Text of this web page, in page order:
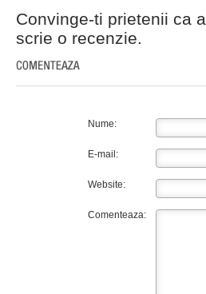
Convinge-ti prietenii ca
scrie o recenzie.
Nume:
E-mail:
Website:
Comenteaza: